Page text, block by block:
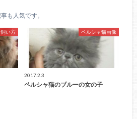
も人気です。
い方 ペルシャ猫画像
2017.2.3
ペルシャ猫のブルーの女の子